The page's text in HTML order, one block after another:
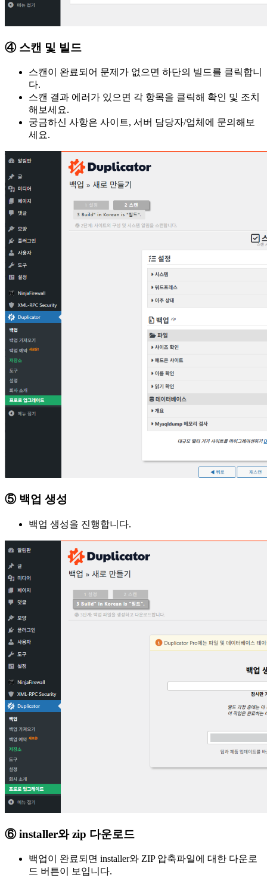
④ 스캔 및 빌드
스캔이 완료되어 문제가 없으면 하단의 빌드를 클릭합니
다.
스캔 결과 에러가 있으면 각 항목을 클릭해 확인 및 조치
해보세요.
궁금하신 사항은 사이트, 서버 담당자/업체에 문의해보
세요.
⑤ 백업 생성
백업 생성을 진행합니다.
⑥ installer와 zip 다운로드
백업이 완료되면 installer와 ZIP 압축파일에 대한 다운로
드 버튼이 보입니다.